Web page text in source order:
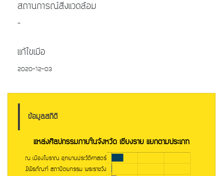
สถานการณ์สิ่งแวดล้อม
-
แก้ไขเมื่อ
2020-12-03
ข้อมูลสถิติ